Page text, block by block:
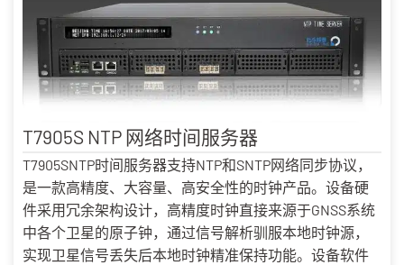
T7905S NTP 网络时间服务器
T7905SNTP时间服务器支持NTP和SNTP网络同步协议，
是一款高精度、大容量、高安全性的时钟产品。设备硬
件采用冗余架构设计，高精度时钟直接来源于GNSS系统
中各个卫星的原子钟，通过信号解析驯服本地时钟源，
实现卫星信号丢失后本地时钟精准保持功能。设备软件